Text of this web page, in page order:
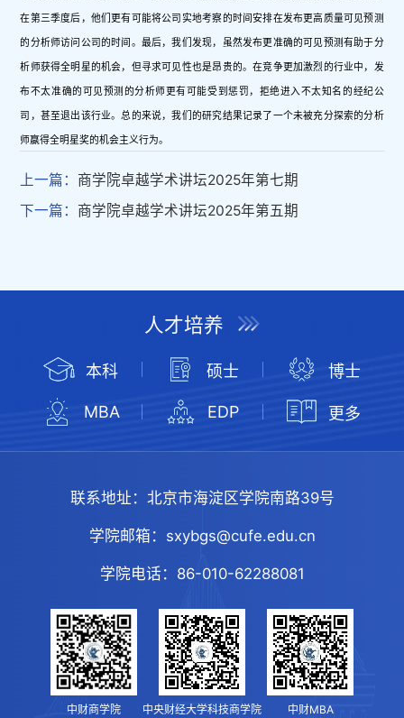
在第三季度后，他们更有可能将公司实地考察的时间安排在发布更高质量可见预测
的分析师访问公司的时间。最后，我们发现，虽然发布更准确的可见预测有助于分
析师获得全明星的机会，但寻求可见性也是昂贵的。在竞争更加激烈的行业中，发
布不太准确的可见预测的分析师更有可能受到惩罚，拒绝进入不太知名的经纪公
司，甚至退出该行业。总的来说，我们的研究结果记录了一个未被充分探索的分析
师赢得全明星奖的机会主义行为。
上一篇： 商学院卓越学术讲坛2025年第七期
下一篇： 商学院卓越学术讲坛2025年第五期
人才培养
本科 硕士 博士
MBA EDP 更多
联系地址： 北京市海淀区学院南路39号
学院邮箱： sxybgs@cufe.edu.cn
学院电话： 86-010-62288081
中财商学院 中央财经大学科技商学院 中财MBA